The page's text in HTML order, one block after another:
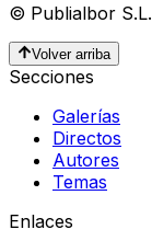
© Publialbor S.L.
Volver arriba
Secciones
Galerías
Directos
Autores
Temas
Enlaces